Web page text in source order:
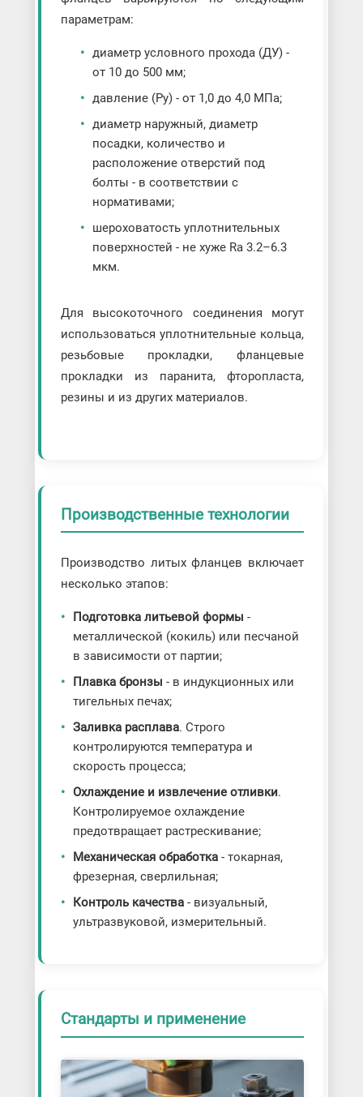
параметрам:
диаметр условного прохода (ДУ) -
от 10 до 500 мм;
давление (Ру) - от 1,0 до 4,0 МПа;
диаметр наружный, диаметр
посадки, количество и
расположение отверстий под
болты - в соответствии с
нормативами;
шероховатость уплотнительных
поверхностей - не хуже Ra 3.2–6.3
мкм.
Для высокоточного соединения могут
использоваться уплотнительные кольца,
резьбовые прокладки, фланцевые
прокладки из паранита, фторопласта,
резины и из других материалов.
Производственные технологии
Производство литых фланцев включает
несколько этапов:
Подготовка литьевой формы -
металлической (кокиль) или песчаной
в зависимости от партии;
Плавка бронзы - в индукционных или
тигельных печах;
Заливка расплава. Строго
контролируются температура и
скорость процесса;
Охлаждение и извлечение отливки.
Контролируемое охлаждение
предотвращает растрескивание;
Механическая обработка- токарная,
фрезерная, сверлильная;
Контроль качества- визуальный,
ультразвуковой, измерительный.
Стандарты и применение